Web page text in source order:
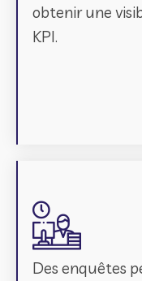
obtenir une
KPI.
Des enquêtes